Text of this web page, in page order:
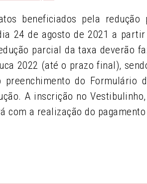
beneficiados pela
24 de agosto de 2021 a
parcial da taxa deverão
2022 (até o prazo final),
do Formulário
A inscrição no
com a realização do